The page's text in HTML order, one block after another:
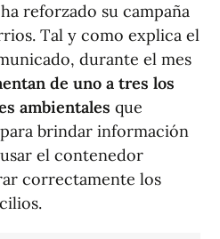
reforzado su campaña
Tal y como explica el
durante el mes
de uno a tres los
ambientales que
brindar información
el contenedor
correctamente los